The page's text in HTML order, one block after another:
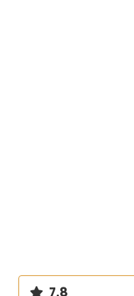
7.8